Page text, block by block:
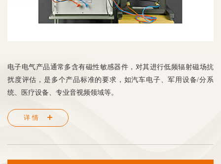
电子电气产品通常多含有磁性敏感器件，对其进行低频辐射磁场抗
扰度评估，是多个产品标准的要求，如汽车电子、军用设备/分系
统、医疗设备、专业音视频领域等。
详情